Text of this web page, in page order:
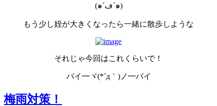
(๑´ڡ`๑)
もう少し姪が大きくなったら一緒に散歩しような
それじゃ今回はこれくらいで！
バイ━ヾ(*´д｀)ノ━バイ
梅雨対策！